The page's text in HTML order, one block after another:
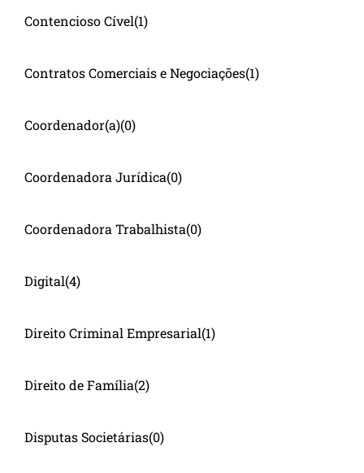
Contencioso Cível(1)
Contratos Comerciais e Negociações(1)
Coordenador(a)(0)
Coordenadora Jurídica(0)
Coordenadora Trabalhista(0)
Digital(4)
Direito Criminal Empresarial(1)
Direito de Família(2)
Disputas Societárias(0)